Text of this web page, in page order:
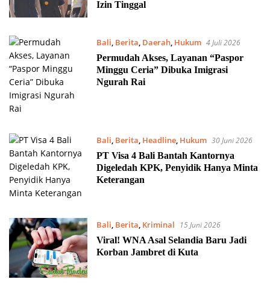
Izin Tinggal
Bali, Berita, Daerah, Hukum 4 Juli 2026
Permudah Akses, Layanan “Paspor
Minggu Ceria” Dibuka Imigrasi
Ngurah Rai
Bali, Berita, Headline, Hukum 30 Juni 2026
PT Visa 4 Bali Bantah Kantornya
Digeledah KPK, Penyidik Hanya Minta
Keterangan
Bali, Berita, Kriminal
15 Juni 2026
Viral! WNA Asal Selandia Baru Jadi
Korban Jambret di Kuta